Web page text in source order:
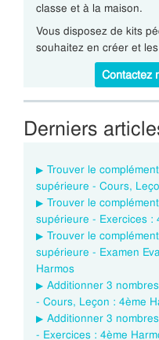
classe et à la maison.
Vous disposez de kits
souhaitez en créer et
Contactez
Derniers
Trouver le
supérieure - Cours,
Trouver le
supérieure - Exercices :
Trouver le
supérieure - Examen
Harmos
Additionner 3
- Cours, Leçon : 4ème
Additionner 3
- Exercices : 4ème